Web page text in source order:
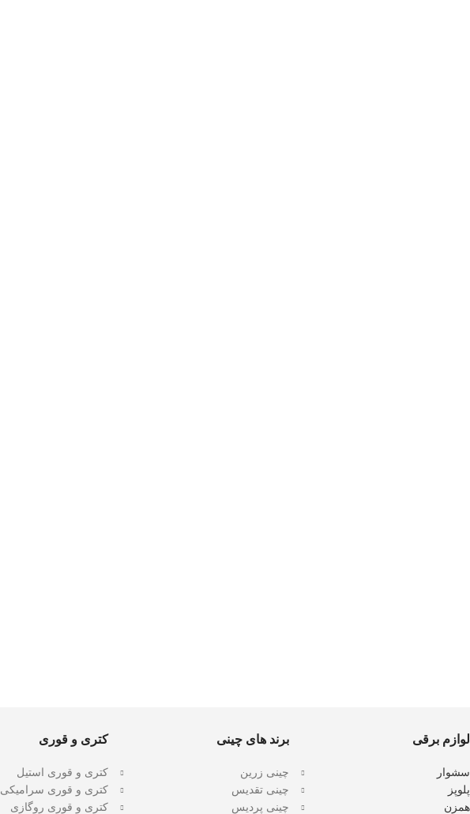
لوازم برقی
سشوار
پلوپز
همزن
برند های چینی
چینی زرین
چینی تقدیس
چینی پردیس
کتری و قوری
کتری و قوری استیل
کتری و قوری سرامیکی
کتری و قوری روگازی